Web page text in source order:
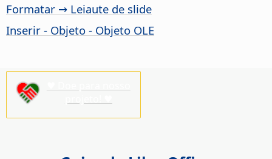
Formatar → Leiaute de slide
Inserir - Objeto - Objeto OLE